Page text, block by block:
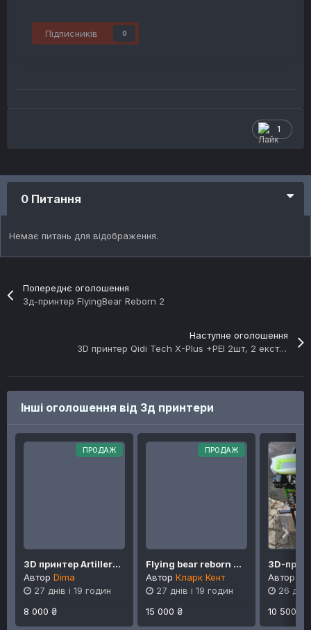
Підписників 0
1
0 Питання
Немає питань для відображення.
Попереднє оголошення
3д-принтер FlyingBear Reborn 2
Наступне оголошення
3D принтер Qidi Tech X-Plus +PEI 2шт, 2 екструдера
Інші оголошення від 3д принтери
ПРОДАЖ
3D принтер Artillery HORNET
Автор Dima
27 днів і 19 годин
8 000 ₴
ПРОДАЖ
Flying bear reborn 2 325*325*350
Автор Кларк Кент
27 днів і 19 годин
15 000 ₴
Автор
26
10 500 ₴